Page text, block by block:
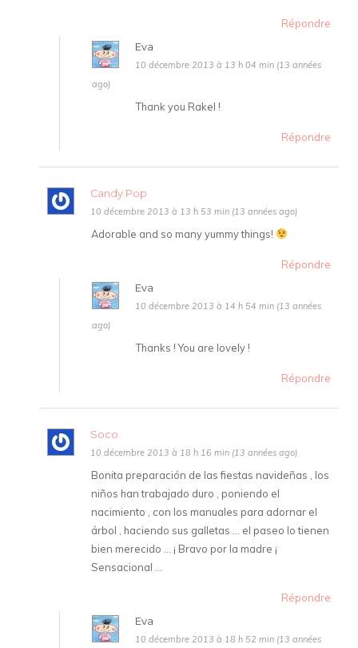
Répondre
Eva
10 décembre 2013 à 13 h 04 min (13 années
ago)
Thank you Rakel !
Répondre
Candy Pop
10 décembre 2013 à 13 h 53 min (13 années ago)
Adorable and so many yummy things!
Répondre
Eva
10 décembre 2013 à 14 h 54 min (13 années
ago)
Thanks ! You are lovely !
Répondre
Soco
10 décembre 2013 à 18 h 16 min (13 années ago)
Bonita preparación de las fiestas navideñas , los
niños han trabajado duro , poniendo el
nacimiento , con los manuales para adornar el
árbol , haciendo sus galletas … el paseo lo tienen
bien merecido … ¡ Bravo por la madre ¡
Sensacional …
Répondre
Eva
10 décembre 2013 à 18 h 52 min (13 années